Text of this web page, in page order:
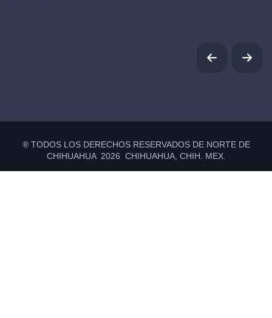
® TODOS LOS DERECHOS RESERVADOS DE NORTE DE
CHIHUAHUA 2026 CHIHUAHUA, CHIH. MEX.